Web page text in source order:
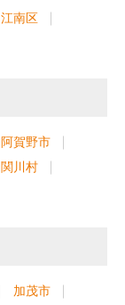
江南区
阿賀野市
関川村
加茂市